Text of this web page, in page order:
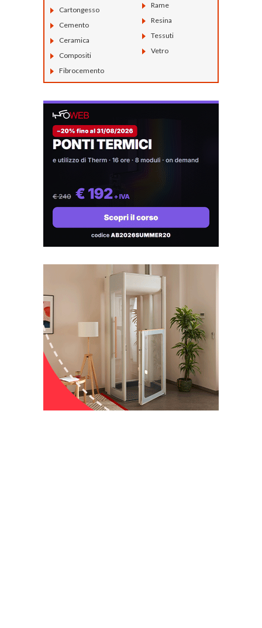
Cartongesso
Cemento
Ceramica
Compositi
Fibrocemento
Rame
Resina
Tessuti
Vetro